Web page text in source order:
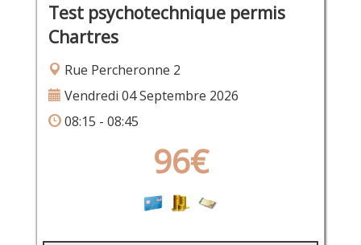
Test psychotechnique permis
Chartres
Rue Percheronne 2
Vendredi 04 Septembre 2026
08:15 - 08:45
96€